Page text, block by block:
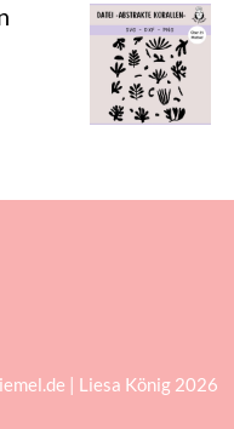
| Liesa König 2026